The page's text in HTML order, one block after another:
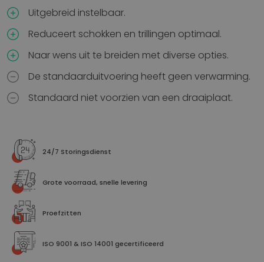
Uitgebreid instelbaar.
Reduceert schokken en trillingen optimaal.
Naar wens uit te breiden met diverse opties.
De standaarduitvoering heeft geen verwarming.
Standaard niet voorzien van een draaiplaat.
24/7 Storingsdienst
Grote voorraad, snelle levering
Proefzitten
ISO 9001 & ISO 14001 gecertificeerd